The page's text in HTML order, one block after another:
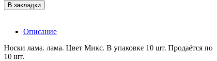
В закладки
Описание
Носки лама. лама. Цвет Микс. В упаковке 10 шт. Продаётся по
10 шт.